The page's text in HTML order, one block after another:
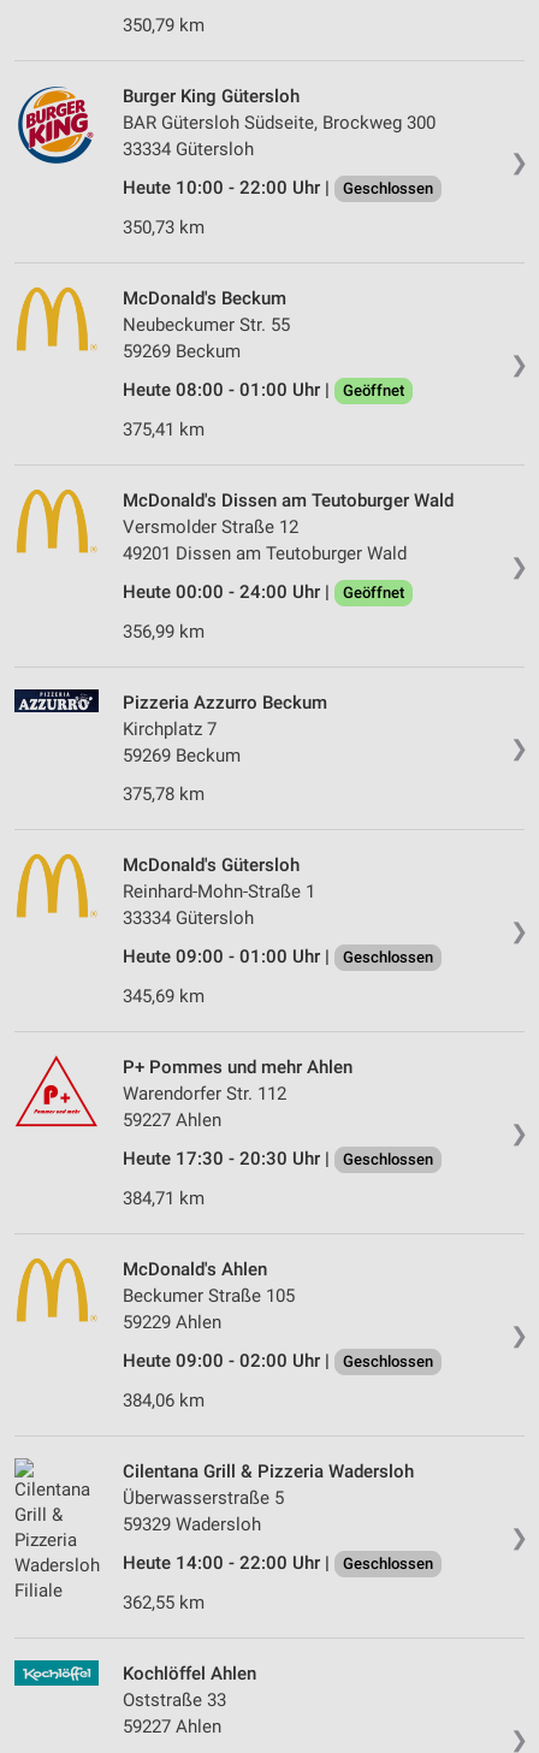
350,79 km
❯
Burger King Gütersloh
BAR Gütersloh Südseite, Brockweg 300
33334 Gütersloh
Heute 10:00 - 22:00 Uhr |
Geschlossen
350,73 km
❯
McDonald's Beckum
Neubeckumer Str. 55
59269 Beckum
Heute 08:00 - 01:00 Uhr |
Geöffnet
375,41 km
❯
McDonald's Dissen am Teutoburger Wald
Versmolder Straße 12
49201 Dissen am Teutoburger Wald
Heute 00:00 - 24:00 Uhr |
Geöffnet
356,99 km
❯
Pizzeria Azzurro Beckum
Kirchplatz 7
59269 Beckum
375,78 km
❯
McDonald's Gütersloh
Reinhard-Mohn-Straße 1
33334 Gütersloh
Heute 09:00 - 01:00 Uhr |
Geschlossen
345,69 km
❯
P+ Pommes und mehr Ahlen
Warendorfer Str. 112
59227 Ahlen
Heute 17:30 - 20:30 Uhr |
Geschlossen
384,71 km
❯
McDonald's Ahlen
Beckumer Straße 105
59229 Ahlen
Heute 09:00 - 02:00 Uhr |
Geschlossen
384,06 km
❯
Cilentana Grill & Pizzeria Wadersloh
Überwasserstraße 5
59329 Wadersloh
Heute 14:00 - 22:00 Uhr |
Geschlossen
362,55 km
❯
Kochlöffel Ahlen
Oststraße 33
59227 Ahlen